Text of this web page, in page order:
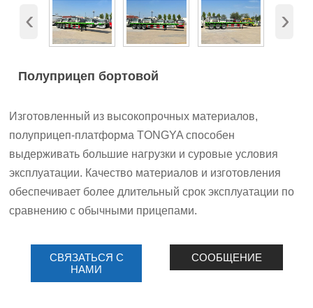
‹ ›
Полуприцеп бортовой
Изготовленный из высокопрочных материалов,
полуприцеп-платформа TONGYA способен
выдерживать большие нагрузки и суровые условия
эксплуатации. Качество материалов и изготовления
обеспечивает более длительный срок эксплуатации по
сравнению с обычными прицепами.
СВЯЗАТЬСЯ С
НАМИ
СООБЩЕНИЕ